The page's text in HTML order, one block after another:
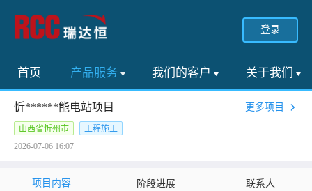
登录
首页 产品服务 我们的客户 关于我们
忻******能电站项目 更多项目
山西省忻州市
工程施工
2026-07-06 16:07
项目内容 阶段进展 联系人